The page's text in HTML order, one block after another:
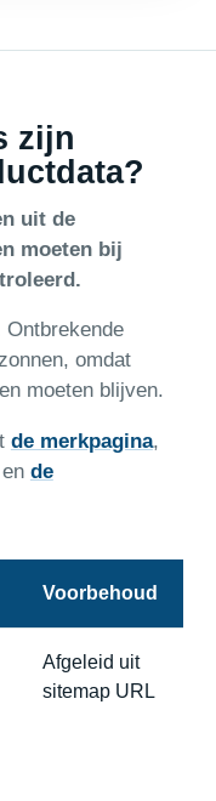
zijn
uit de
moeten bij
omdat
moeten blijven.
de merkpagina,
de
Voorbehoud
Afgeleid uit
sitemap URL